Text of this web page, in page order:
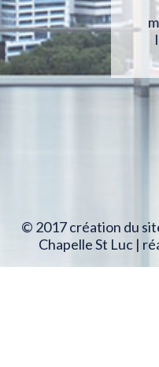
© 2017 création du
Chapelle St Luc |